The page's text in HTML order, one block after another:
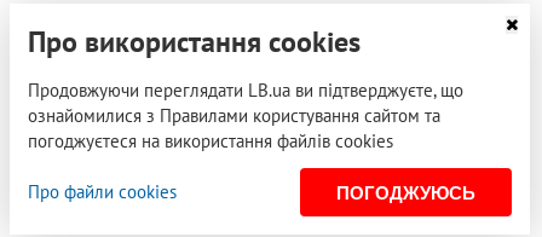
Про використання cookies
Продовжуючи переглядати LB.ua ви підтверджуєте, що
ознайомилися з Правилами користування сайтом та
погоджуєтеся на використання файлів cookies
Про файли cookies ПОГОДЖУЮСЬ